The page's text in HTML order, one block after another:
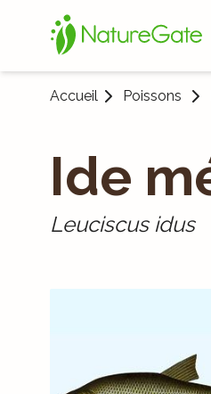
Accueil Poissons
Ide
Leuciscus idus